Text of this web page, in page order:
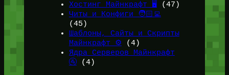
Хостинг Майнкрафт 🖥️ (47)
Читы и Конфиги 🧑🏻‍💻
(45)
Шаблоны, Сайты и Скрипты
Майнкрафт ⚙️ (4)
Ядра Серверов Майнкрафт
🚰(4)